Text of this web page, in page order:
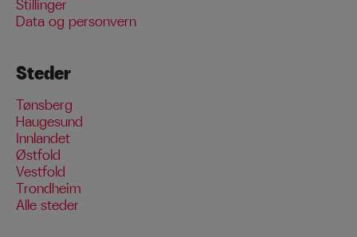
Stillinger
Data og personvern
Steder
Tønsberg
Haugesund
Innlandet
Østfold
Vestfold
Trondheim
Alle steder